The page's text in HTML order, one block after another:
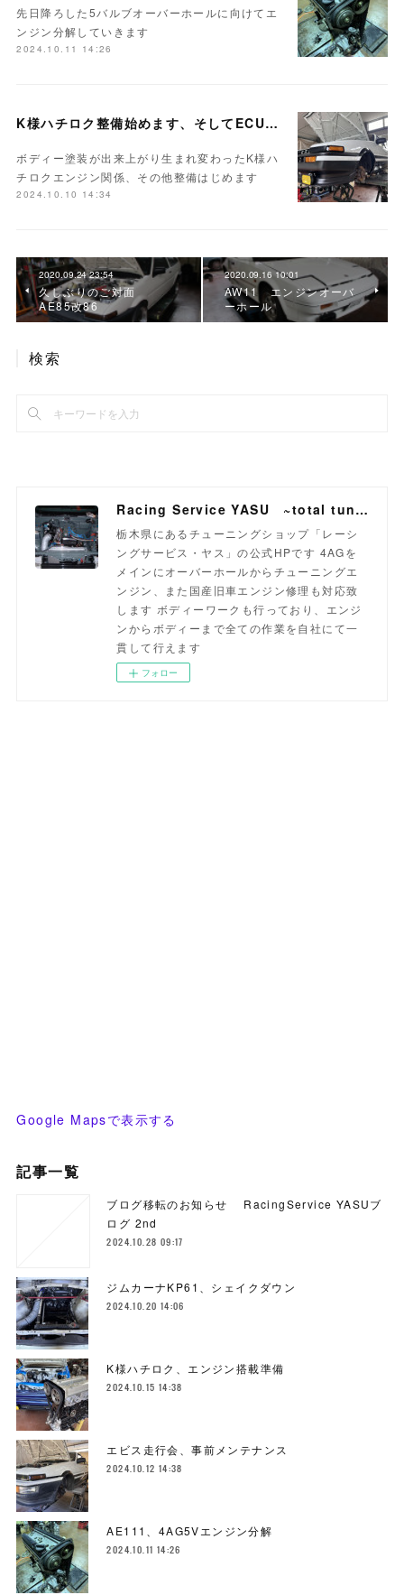
先日降ろした5バルブオーバーホールに向けてエ
ンジン分解していきます
2024.10.11 14:26
K様ハチロク整備始めます、そしてECUセッティング
ボディー塗装が出来上がり生まれ変わったK様ハ
チロクエンジン関係、その他整備はじめます
2024.10.10 14:34
2020.09.24 23:54
久しぶりのご対面
AE85改86
2020.09.16 10:01
AW11 エンジンオーバ
ーホール
検索
Racing Service YASU ~total tuning proshop~
栃木県にあるチューニングショップ「レーシ
ングサービス・ヤス」の公式HPです 4AGを
メインにオーバーホールからチューニングエ
ンジン、また国産旧車エンジン修理も対応致
します ボディーワークも行っており、エンジ
ンからボディーまで全ての作業を自社にて一
貫して行えます
フォロー
Google Mapsで表示する
記事一覧
ブログ移転のお知らせ RacingService YASUブ
ログ 2nd
2024.10.28 09:17
ジムカーナKP61、シェイクダウン
2024.10.20 14:06
K様ハチロク、エンジン搭載準備
2024.10.15 14:38
エビス走行会、事前メンテナンス
2024.10.12 14:38
AE111、4AG5Vエンジン分解
2024.10.11 14:26